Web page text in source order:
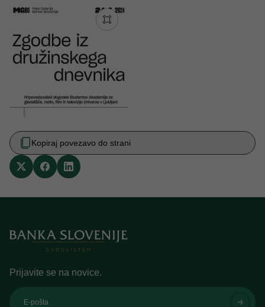
Kopiraj povezavo do strani
Prijavite se na novice.
E-pošta